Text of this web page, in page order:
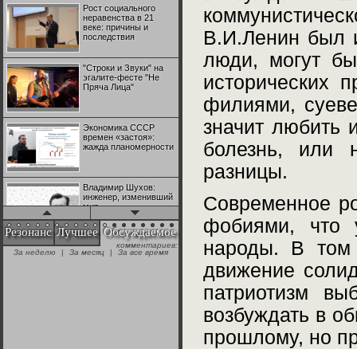
Рост социального
неравенства в 21
веке: причины и
последствия
"Строки и Звуки" на
эгалите-фесте "Не
Пряча Лица"
Экономика СССР
времен «застоя»:
жажда планомерности
Владимир Шухов:
инженер, изменивший
мир
"Аркадий Коц" на
эгалите-фесте "Не
Резонанс Лучшее Обсуждаемое
комментариев:
За неделю
| За месяц | За все время
В.И.Ленин был
люди, могут
исторических
филиями,
значит любить
болезнь, или
разницы.
Современное
фобиями, что
народы. В том
движение
патриотизм
возбуждать в
прошлому, но